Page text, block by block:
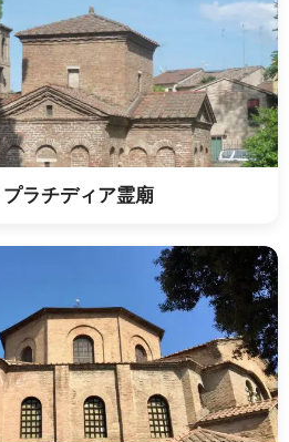
ラチディア霊廟